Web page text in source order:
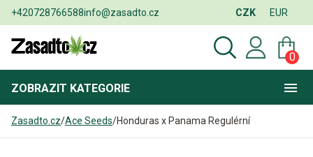
+420728766588info@zasadto.cz CZK EUR
0
ZOBRAZIT KATEGORIE
Zasadto.cz/Ace Seeds/Honduras x Panama Regulérní